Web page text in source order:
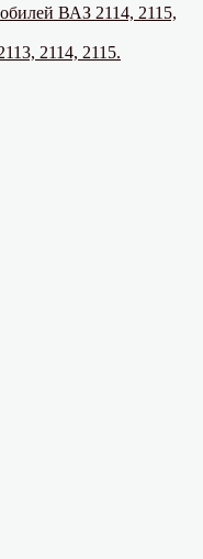
ВАЗ 2114, 2115,
2114, 2115.